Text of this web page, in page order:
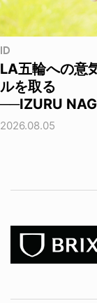
ID
LA五輪への意
ルを取る
──IZURU
2026.08.05